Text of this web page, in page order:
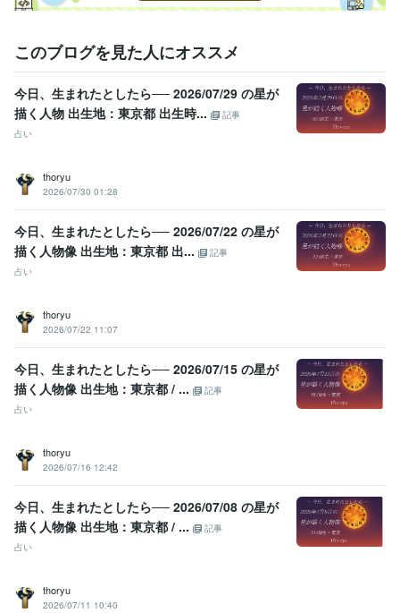
このブログを見た人にオススメ
今日、生まれたとしたら── 2026/07/29 の星が
描く人物 出生地：東京都 出生時...
記事
占い
thoryu
2026/07/30 01:28
今日、生まれたとしたら── 2026/07/22 の星が
描く人物像 出生地：東京都 出...
記事
占い
thoryu
2026/07/22 11:07
今日、生まれたとしたら── 2026/07/15 の星が
描く人物像 出生地：東京都 / ...
記事
占い
thoryu
2026/07/16 12:42
今日、生まれたとしたら── 2026/07/08 の星が
描く人物像 出生地：東京都 / ...
記事
占い
thoryu
2026/07/11 10:40